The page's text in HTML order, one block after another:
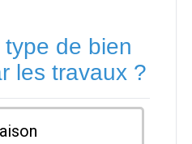
de bien
les travaux ?